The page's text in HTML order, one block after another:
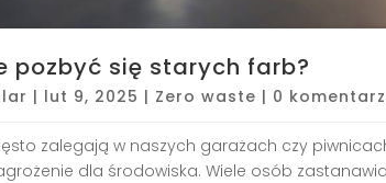
pozbyć się starych farb?
| lut 9, 2025 | Zero waste | 0
zalegają w naszych garażach czy
dla środowiska. Wiele osób